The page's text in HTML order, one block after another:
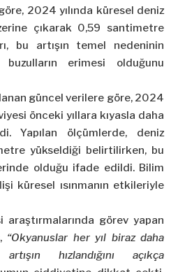
2024 yılında küresel deniz
çıkarak 0,59 santimetre
bu artışın temel nedeninin
buzulların erimesi olduğunu
güncel verilere göre, 2024
önceki yıllara kıyasla daha
Yapılan ölçümlerde, deniz
yükseldiği belirtilirken, bu
olduğu ifade edildi. Bilim
küresel ısınmanın etkileriyle
araştırmalarında görev yapan
“Okyanuslar her yıl biraz daha
hızlandığını açıkça